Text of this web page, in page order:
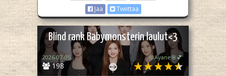
Jaa
Twiittaa
Blind rank Babymonsterin laulut<3
198
2026-07-05 🩷Ayane🌸💕